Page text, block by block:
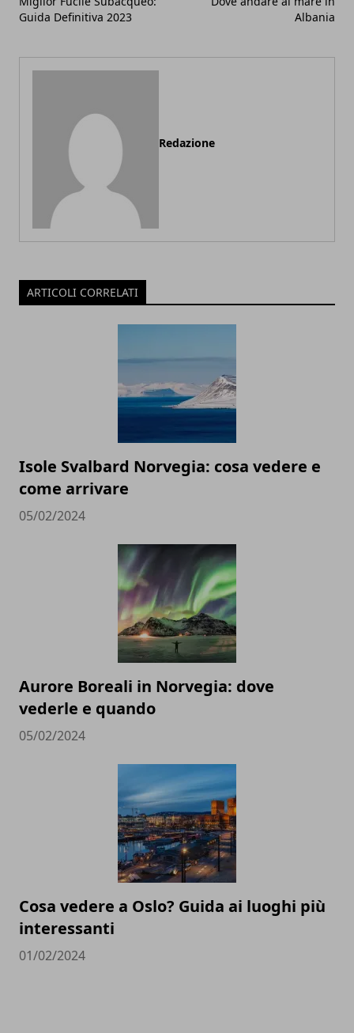
Guida Definitiva 2023
Albania
Redazione
ARTICOLI CORRELATI
Isole Svalbard Norvegia: cosa vedere e
come arrivare
05/02/2024
Aurore Boreali in Norvegia: dove
vederle e quando
05/02/2024
Cosa vedere a Oslo? Guida ai luoghi più
interessanti
01/02/2024